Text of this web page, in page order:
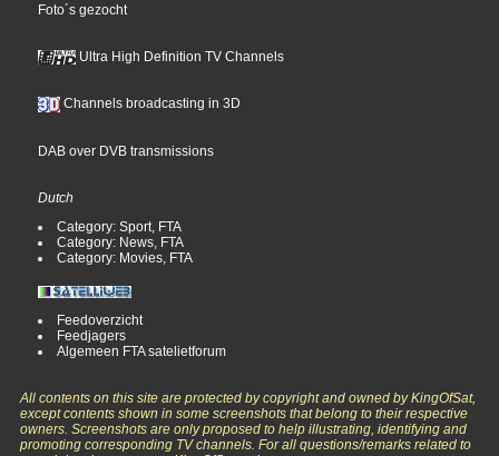
Foto´s gezocht
Ultra High Definition TV Channels
Channels broadcasting in 3D
DAB over DVB transmissions
Dutch
Category: Sport, FTA
Category: News, FTA
Category: Movies, FTA
Feedoverzicht
Feedjagers
Algemeen FTA satelietforum
All contents on this site are protected by copyright and owned by KingOfSat,
except contents shown in some screenshots that belong to their respective
owners. Screenshots are only proposed to help illustrating, identifying and
promoting corresponding TV channels. For all questions/remarks related to